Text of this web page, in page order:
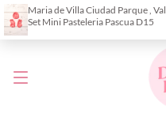
Demora de